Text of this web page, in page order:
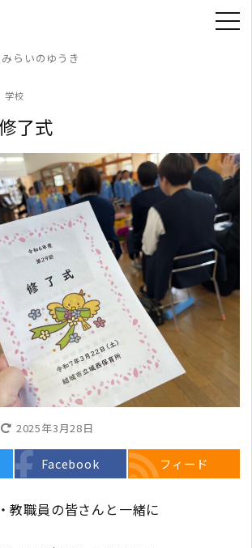
らいのゆうき
学校
了式
2025年3月28日
Facebook フィード
教職員の皆さんと一緒に